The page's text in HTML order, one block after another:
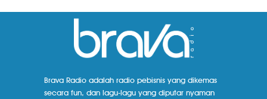
Brava Radio adalah radio pebisnis yang dikemas
secara fun, dan lagu-lagu yang diputar nyaman